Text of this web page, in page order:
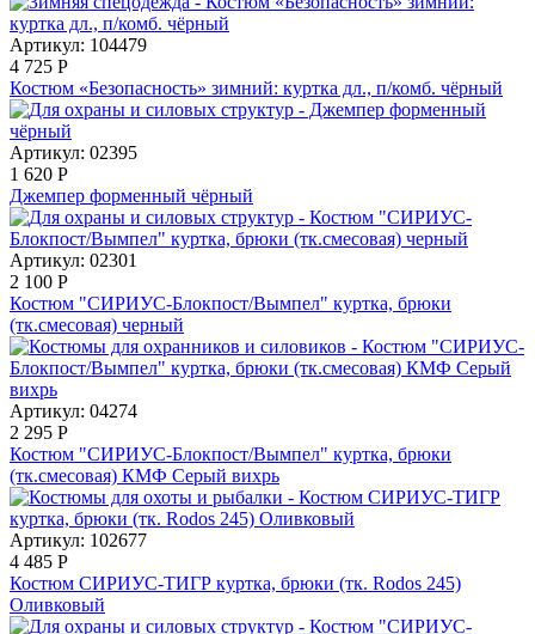
Артикул: 104479
4 725 Р
Костюм «Безопасность» зимний: куртка дл., п/комб. чёрный
Артикул: 02395
1 620 Р
Джемпер форменный чёрный
Артикул: 02301
2 100 Р
Костюм "СИРИУС-Блокпост/Вымпел" куртка, брюки
(тк.смесовая) черный
Артикул: 04274
2 295 Р
Костюм "СИРИУС-Блокпост/Вымпел" куртка, брюки
(тк.смесовая) КМФ Серый вихрь
Артикул: 102677
4 485 Р
Костюм СИРИУС-ТИГР куртка, брюки (тк. Rodos 245)
Оливковый